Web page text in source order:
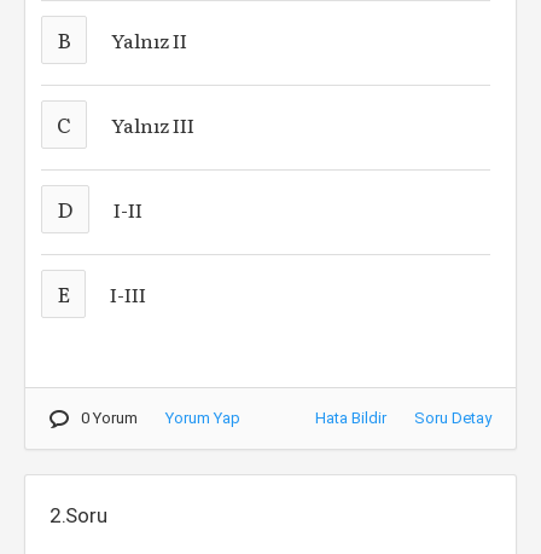
B Yalnız II
C Yalnız III
D I-II
E I-III
0 Yorum Yorum Yap Hata Bildir Soru Detay
2.Soru